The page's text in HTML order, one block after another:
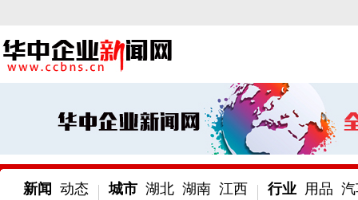
新闻
动态
城市 湖北 湖南 江西
行业 用品